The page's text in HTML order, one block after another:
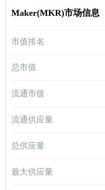
Maker(MKR)市场信息
市值排名
总市值
流通市值
流通供应量
总供应量
最大供应量